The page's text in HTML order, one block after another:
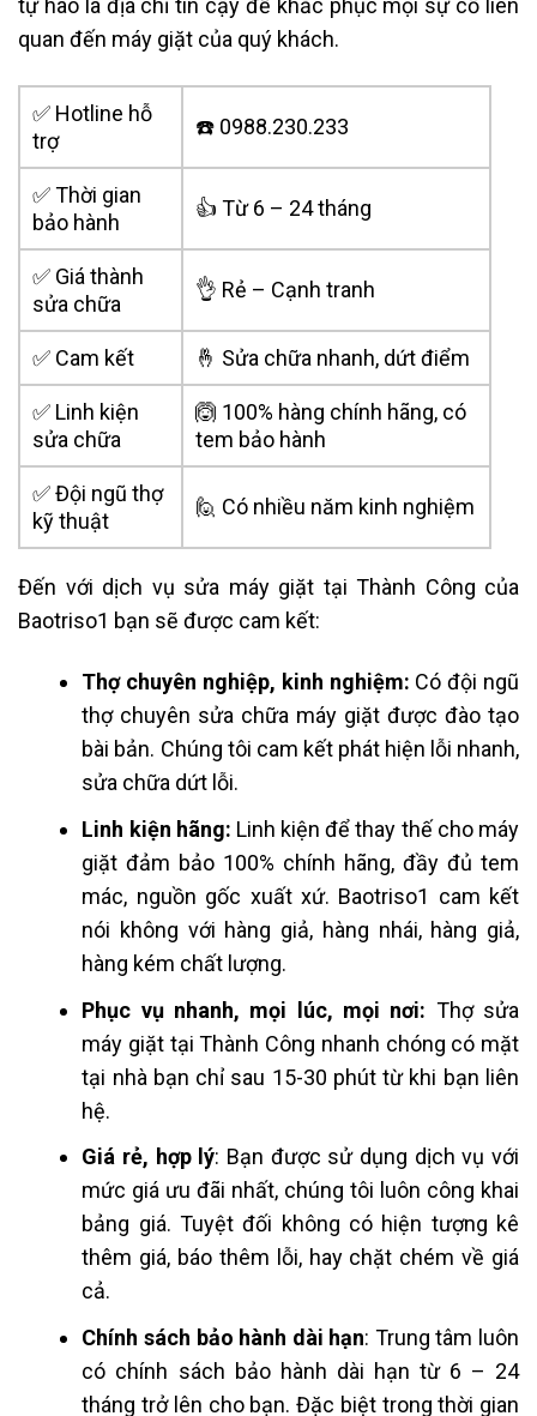
tự hào là địa chỉ tin cậy để khắc phục mọi sự cố liên
quan đến máy giặt của quý khách.
✅ Hotline hỗ
trợ
☎️ 0988.230.233
✅ Thời gian
bảo hành
👍 Từ 6 – 24 tháng
✅ Giá thành
sửa chữa
👌 Rẻ – Cạnh tranh
✅ Cam kết 🤞 Sửa chữa nhanh, dứt điểm
✅ Linh kiện
sửa chữa
🙆 100% hàng chính hãng, có
tem bảo hành
✅ Đội ngũ thợ
kỹ thuật
🙋 Có nhiều năm kinh nghiệm
Đến với dịch vụ sửa máy giặt tại Thành Công của
Baotriso1 bạn sẽ được cam kết:
Thợ chuyên nghiệp, kinh nghiệm: Có đội ngũ
thợ chuyên sửa chữa máy giặt được đào tạo
bài bản. Chúng tôi cam kết phát hiện lỗi nhanh,
sửa chữa dứt lỗi.
Linh kiện hãng: Linh kiện để thay thế cho máy
giặt đảm bảo 100% chính hãng, đầy đủ tem
mác, nguồn gốc xuất xứ. Baotriso1 cam kết
nói không với hàng giả, hàng nhái, hàng giả,
hàng kém chất lượng.
Phục vụ nhanh, mọi lúc, mọi nơi: Thợ sửa
máy giặt tại Thành Công nhanh chóng có mặt
tại nhà bạn chỉ sau 15-30 phút từ khi bạn liên
hệ.
Giá rẻ, hợp lý: Bạn được sử dụng dịch vụ với
mức giá ưu đãi nhất, chúng tôi luôn công khai
bảng giá. Tuyệt đối không có hiện tượng kê
thêm giá, báo thêm lỗi, hay chặt chém về giá
cả.
Chính sách bảo hành dài hạn: Trung tâm luôn
có chính sách bảo hành dài hạn từ 6 – 24
tháng trở lên cho bạn. Đặc biệt trong thời gian